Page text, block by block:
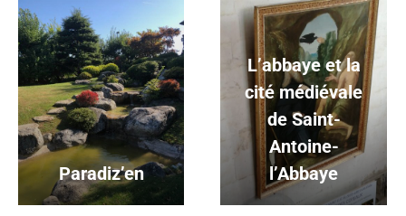
Paradiz’en
L’abbaye et la
cité médiévale
de Saint-
Antoine-
l’Abbaye